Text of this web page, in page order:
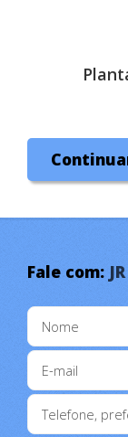
Montagem
Fale com: